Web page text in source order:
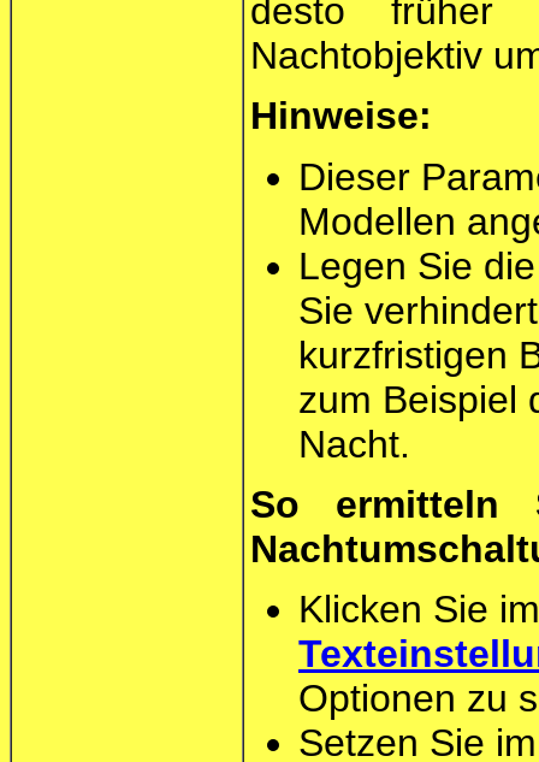
desto früher
Nachtobjektiv
Hinweise:
Dieser
Modellen
Legen Sie
Sie
kurzfristigen
zum Beispiel
Nacht.
So
Klicken Sie
Optionen zu
Setzen Sie